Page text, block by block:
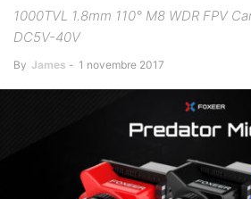
1000TVL 1.8mm 110° M8 WDR FPV
DC5V-40V
By James - 1 novembre 2017